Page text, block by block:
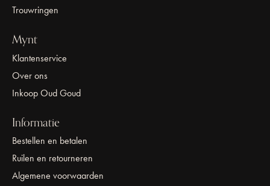
Trouwringen
Mynt
Klantenservice
Over ons
Inkoop Oud Goud
Informatie
Bestellen en betalen
Ruilen en retourneren
Algemene voorwaarden